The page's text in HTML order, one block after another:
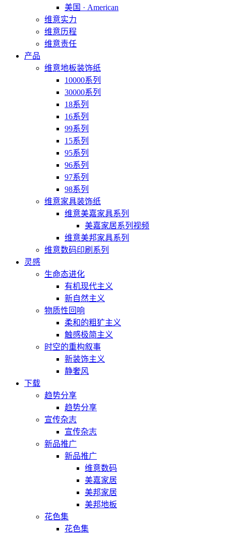
美国 · American
维意实力
维意历程
维意责任
产品
维意地板装饰纸
10000系列
30000系列
18系列
16系列
99系列
15系列
95系列
96系列
97系列
98系列
维意家具装饰纸
维意美嘉家具系列
美嘉家居系列视频
维意美邦家具系列
维意数码印刷系列
灵感
生命态进化
有机现代主义
新自然主义
物质性回响
柔和的粗犷主义
触感极简主义
时空的重构叙事
新装饰主义
静奢风
下载
趋势分享
趋势分享
宣传杂志
宣传杂志
新品推广
新品推广
维意数码
美嘉家居
美邦家居
美邦地板
花色集
花色集